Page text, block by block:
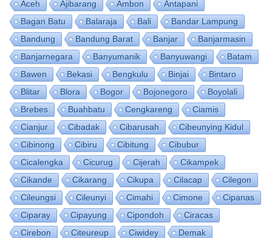
Aceh Ajibarang Ambon
Antapani
Bagan Batu
Balaraja Bali
Bandar Lampung
Bandung
Bandung Barat Banjar
Banjarmasin
Banjarnegara
Banyumanik Banyuwangi
Batam
Bawen
Bekasi Bengkulu Binjai
Bintaro
Blitar
Blora Bogor Bojonegoro
Boyolali
Brebes
Buahbatu Cengkareng
Ciamis
Cianjur
Cibadak Cibarusah
Cibeunying Kidul
Cibinong
Cibiru Cibitung
Cibubur
Cicalengka
Cicurug Cijerah
Cikampek
Cikande
Cikarang Cikupa Cilacap
Cilegon
Cileungsi
Cileunyi Cimahi Cimone
Cipanas
Ciparay
Cipayung Cipondoh
Ciracas
Cirebon
Citeureup Ciwidey
Demak